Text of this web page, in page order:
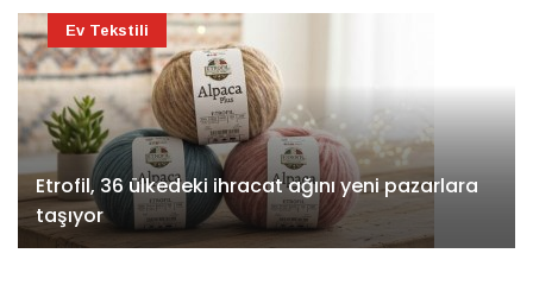
Etrofil, 36 ülkedeki ihracat ağını yeni pazarlara
taşıyor
Ev Tekstili